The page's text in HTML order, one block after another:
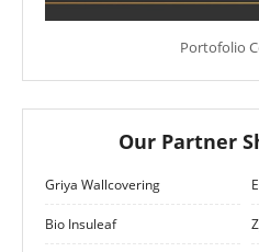
Portofolio
Our Partner
Griya Wallcovering
Bio Insuleaf